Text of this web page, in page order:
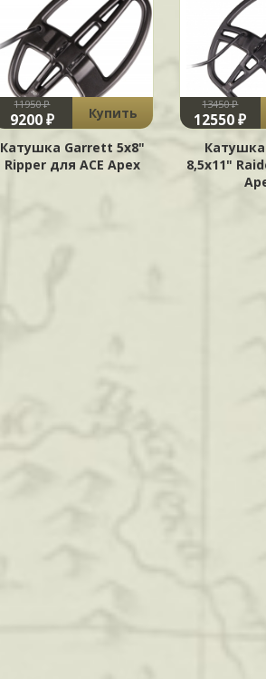
11950 ₽
9200 ₽
Купить
Катушка Garrett 5х8"
Ripper для ACE Apex
13450 ₽
12550 ₽
8,5х11"